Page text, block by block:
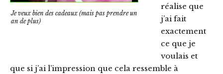
Je veux bien des cadeaux (mais pas prendre un
an de plus)
réalise que
j’ai fait
exactement
ce que je
voulais et
que si j’ai l’impression que cela ressemble à